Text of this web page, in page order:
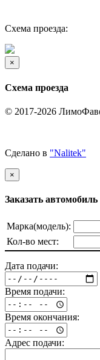
Схема проезда:
×
Схема проезда
© 2017-2026
Сделано в "Nalitek"
×
Заказать автомобиль
Марка(модель):
Кол-во мест:
Дата подачи:
Время подачи:
Время окончания:
Адрес подачи: